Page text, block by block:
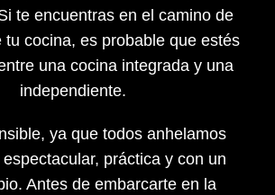
te encuentras en el camino de
tu cocina, es probable que estés
una cocina integrada y una
independiente.
ya que todos anhelamos
práctica y con un
Antes de embarcarte en la